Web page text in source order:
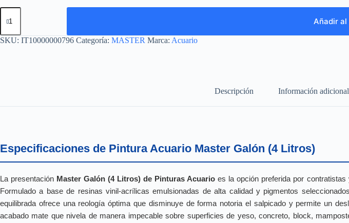
MASTER
GALON
cantidad
Añadir
SKU: IT10000000796 Categoría: MASTER Marca: Acuario
Descripción Información adicional
Especificaciones de Pintura Acuario Master Galón (4 Litros)
La presentación Master Galón (4 Litros) de Pinturas Acuario es la opción preferida por
Formulado a base de resinas vinil-acrílicas emulsionadas de alta calidad y pigmentos
equilibrada ofrece una reología óptima que disminuye de forma notoria el salpicado y permite un
acabado mate que nivela de manera impecable sobre superficies de yeso, concreto, block,